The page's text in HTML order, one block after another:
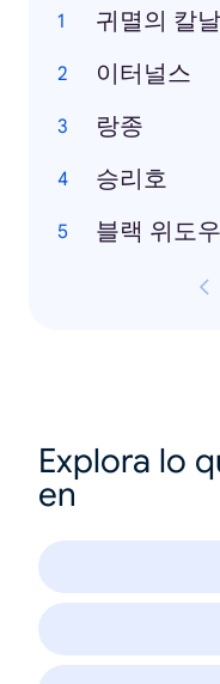
이터널스
랑종
승리호
블랙 위도우
Explora lo
en